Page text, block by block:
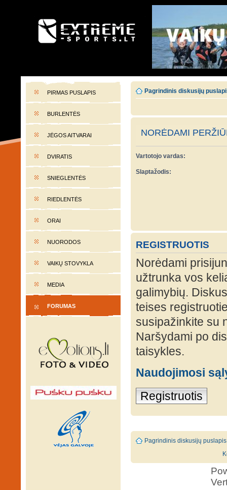
EXTREME-SPORTS.LT
PIRMAS PUSLAPIS
BURLENTĖS
JĖGOS AITVARAI
DVIRATIS
SNIEGLENTĖS
RIEDLENTĖS
ORAI
NUORODOS
VAIKŲ STOVYKLA
MEDIA
FORUMAS
Pagrindinis diskusijų
NORĖDAMI
Vartotojo vardas:
Slaptažodis:
REGISTRUOTIS
Norėdami
užtrunka vos
galimybių.
teises
susipažinkite su
Naršydami po
taisykles.
Naudojimosi
Registruotis
Pagrindinis diskusijų puslapis